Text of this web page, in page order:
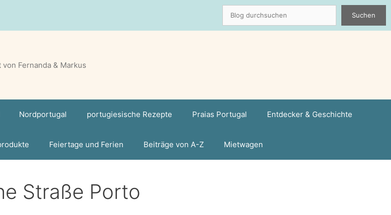
Suchen
Fernanda & Markus
Nordportugal portugiesische Rezepte Praias Portugal Entdecker & Geschichte
Feiertage und Ferien Beiträge von A-Z Mietwagen
Straße Porto